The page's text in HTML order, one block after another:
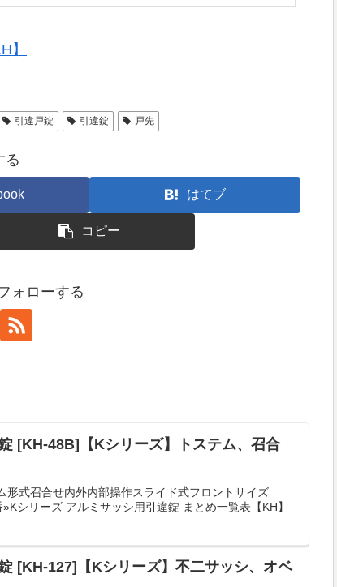
】
引違戸錠 引違錠 戸先
る
はてブ
コピー
ォローする
[KH-48B]【Kシリーズ】トステム、召合
形式召合せ内外内部操作スライド式フロントサイズ
シリーズ アルミサッシ用引違錠 まとめ一覧表【KH】
[KH-127]【Kシリーズ】不二サッシ、オベ